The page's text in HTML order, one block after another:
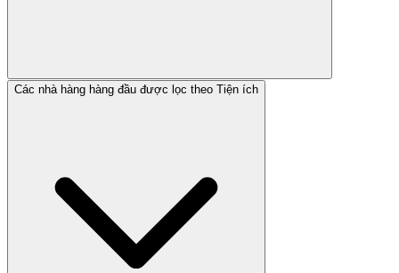
Các nhà hàng hàng đầu được lọc theo Tiện ích